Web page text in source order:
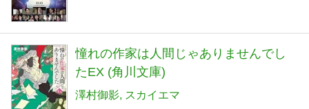
憧れの作家は人間じゃありませんでし
たEX (角川文庫)
澤村御影 スカイエマ